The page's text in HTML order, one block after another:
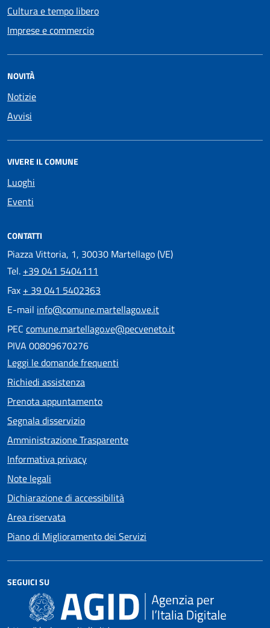
Cultura e tempo libero
Imprese e commercio
NOVITÀ
Notizie
Avvisi
VIVERE IL COMUNE
Luoghi
Eventi
CONTATTI
Piazza Vittoria, 1, 30030 Martellago (VE)
Tel. +39 041 5404111
Fax + 39 041 5402363
E-mail info@comune.martellago.ve.it
PEC comune.martellago.ve@pecveneto.it
PIVA 00809670276
Leggi le domande frequenti
Richiedi assistenza
Prenota appuntamento
Segnala disservizio
Amministrazione Trasparente
Informativa privacy
Note legali
Dichiarazione di accessibilità
Area riservata
Piano di Miglioramento dei Servizi
SEGUICI SU